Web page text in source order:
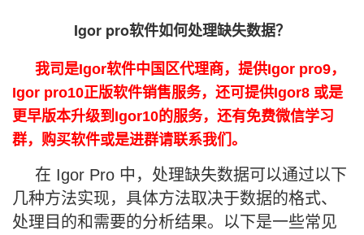
Igor pro软件如何处理缺失数据？
我司是Igor软件中国区代理商，提供Igor pro9，
Igor pro10正版软件销售服务，还可提供Igor8 或是
更早版本升级到Igor10的服务，还有免费微信学习
群，购买软件或是进群请联系我们。
在 Igor Pro 中，处理缺失数据可以通过以下
几种方法实现，具体方法取决于数据的格式、
处理目的和需要的分析结果。以下是一些常见